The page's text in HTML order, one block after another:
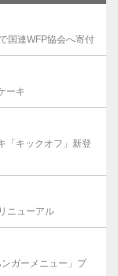
国連WFP協会へ寄付
ーキ
「キックオフ」新登
ニューアル
ガーメニュー」プ